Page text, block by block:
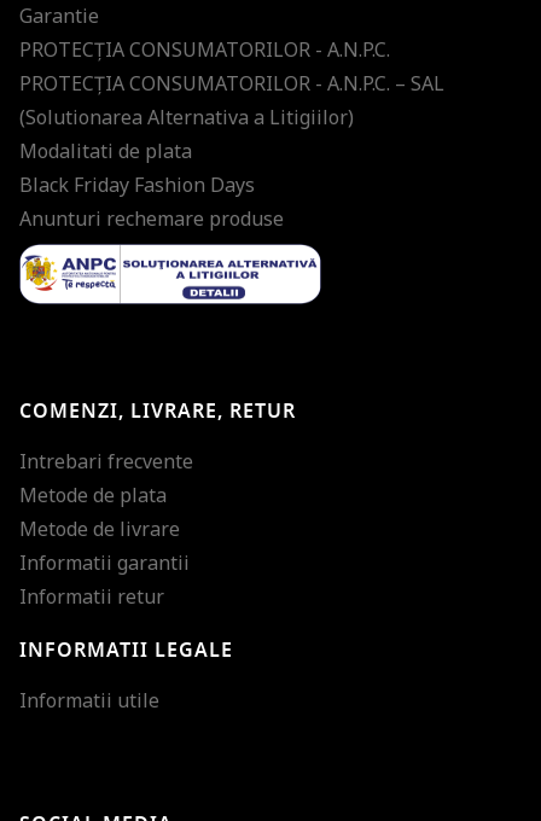
Garantie
PROTECŢIA CONSUMATORILOR - A.N.P.C.
PROTECŢIA CONSUMATORILOR - A.N.P.C. – SAL
(Solutionarea Alternativa a Litigiilor)
Modalitati de plata
Black Friday Fashion Days
Anunturi rechemare produse
COMENZI, LIVRARE, RETUR
Intrebari frecvente
Metode de plata
Metode de livrare
Informatii garantii
Informatii retur
INFORMATII LEGALE
Informatii utile